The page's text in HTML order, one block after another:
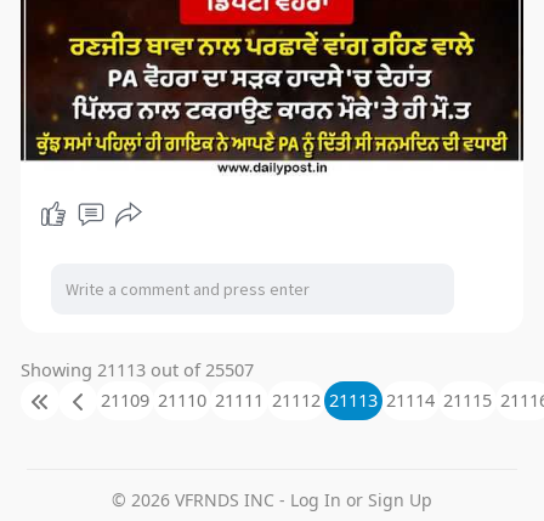
Showing 21113 out of 25507
21109 21110 21111 21112 21113 21114 21115
© 2026 VFRNDS INC - Log In or Sign Up